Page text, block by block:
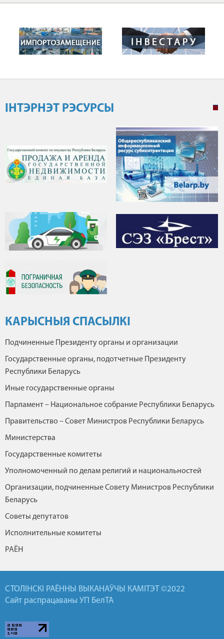
ІНТЭРНЭТ РЭСУРСЫ
КАРЫСНЫЯ СПАСЫЛКІ
Подчиненные Президенту органы и организации
Государственные органы, подотчетные Президенту
Республики Беларусь
Иные государственные органы
Парламент – Национальное собрание Республики Беларусь
Правительство – Совет Министров Республики Беларусь
Министерства
Государственные комитеты
Уполномоченный по делам религий и национальностей
Организации, подчиненные Совету Министров Республики
Беларусь
Советы депутатов
Исполнительные комитеты
РАЁН
СТОЛІНСКІ РАЁННЫ ВЫКАНАЎЧЫ КАМІТЭТ ©2022
Сайт распрацаваны УП БелТА